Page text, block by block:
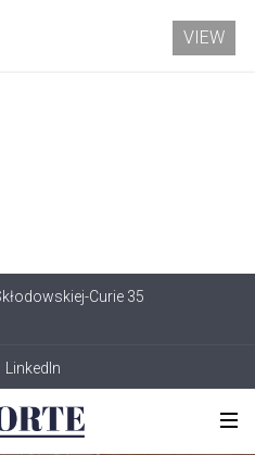
Curie 35
LinkedIn
VIEW